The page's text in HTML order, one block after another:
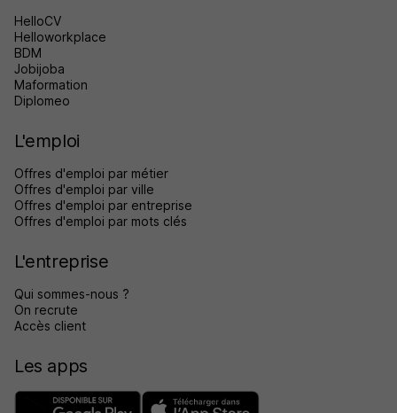
HelloCV
Helloworkplace
BDM
Jobijoba
Maformation
Diplomeo
L'emploi
Offres d'emploi par métier
Offres d'emploi par ville
Offres d'emploi par entreprise
Offres d'emploi par mots clés
L'entreprise
Qui sommes-nous ?
On recrute
Accès client
Les apps